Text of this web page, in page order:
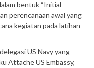
bentuk “Initial
perencanaan awal yang
kegiatan pada latihan
US Navy yang
Attache US Embassy,